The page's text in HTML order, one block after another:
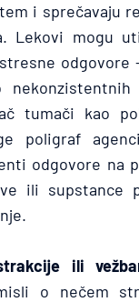
i sprečavaju
Lekovi mogu
odgovore
tumači kao
poligraf
odgovore na
ili supstance
ili
o nečem